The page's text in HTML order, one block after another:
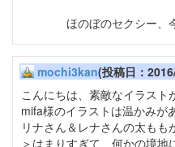
ほのぼのセクシー、
mochi3kan(投稿日：
こんにちは、素敵なイラスト
mifa様のイラストは温かみが
リナさん＆レナさんの太もも
＞はまりすぎて、何かの境地